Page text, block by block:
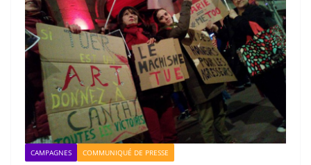
CAMPAGNES COMMUNIQUÉ DE PRESSE